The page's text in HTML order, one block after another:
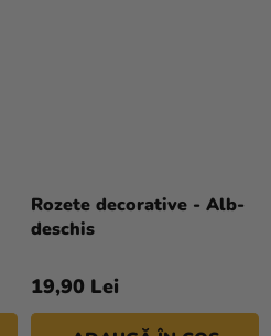
Rozete decorative - Alb-
deschis
19,90 Lei